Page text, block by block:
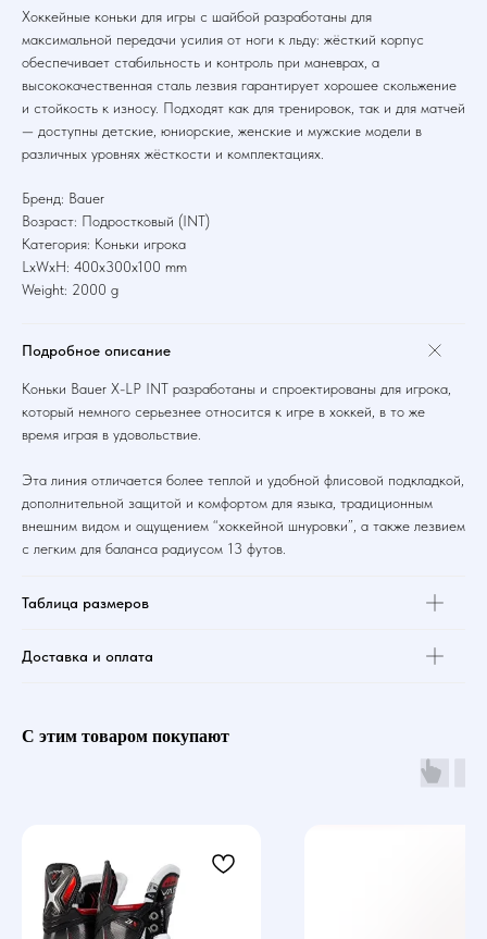
Хоккейные коньки для игры с шайбой разработаны для
максимальной передачи усилия от ноги к льду: жёсткий корпус
обеспечивает стабильность и контроль при маневрах, а
высококачественная сталь лезвия гарантирует хорошее скольжение
и стойкость к износу. Подходят как для тренировок, так и для матчей
— доступны детские, юниорские, женские и мужские модели в
различных уровнях жёсткости и комплектациях.
Бренд: Bauer
Возраст: Подростковый (INT)
Категория: Коньки игрока
LxWxH: 400x300x100 mm
Weight: 2000 g
Подробное описание
Коньки Bauer X-LP INT разработаны и спроектированы для игрока,
который немного серьезнее относится к игре в хоккей, в то же
время играя в удовольствие.
Эта линия отличается более теплой и удобной флисовой подкладкой,
дополнительной защитой и комфортом для языка, традиционным
внешним видом и ощущением “хоккейной шнуровки”, а также лезвием
с легким для баланса радиусом 13 футов.
Таблица размеров
Доставка и оплата
С этим товаром покупают